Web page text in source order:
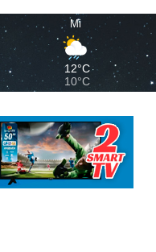
Mi
12°C
10°C